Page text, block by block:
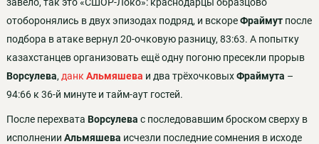
отоборонялись в двух эпизодах подряд, и вскореФраймутпосле
подбора в атаке вернул 20-очковую разницу, 83:63. А попытку
казахстанцев организовать ещё одну погоню пресекли прорыв
Ворсулева, данк Альмяшева и два трёхочковыхФраймута –
94:66 к 36-й минуте и тайм-аут гостей.
После перехвата Ворсулева с последовавшим броском сверху в
исполнении Альмяшева исчезли последние сомнения в исходе